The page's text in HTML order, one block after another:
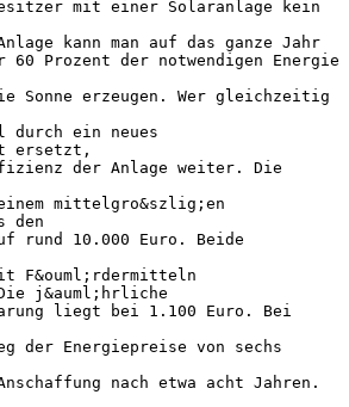
mit einer Solaranlage kein
kann man auf das ganze Jahr
60 Prozent der notwendigen Energie
Sonne erzeugen. Wer gleichzeitig
durch ein neues
ersetzt,
der Anlage weiter. Die
mittelgro&szlig;en
den
rund 10.000 Euro. Beide
F&ouml;rdermitteln
j&auml;hrliche
liegt bei 1.100 Euro. Bei
der Energiepreise von sechs
nach etwa acht Jahren.